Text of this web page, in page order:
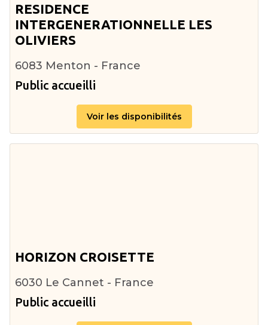
RESIDENCE
INTERGENERATIONNELLE LES
OLIVIERS
6083 Menton - France
Public accueilli
Voir les disponibilités
HORIZON CROISETTE
6030 Le Cannet - France
Public accueilli